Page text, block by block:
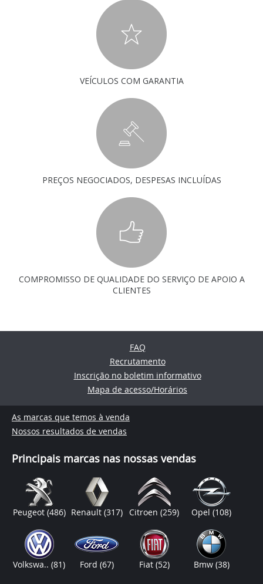
VEÍCULOS COM GARANTIA
PREÇOS NEGOCIADOS, DESPESAS INCLUÍDAS
COMPROMISSO DE QUALIDADE DO SERVIÇO DE APOIO A
CLIENTES
FAQ
Recrutamento
Inscrição no boletim informativo
Mapa de acesso/Horários
As marcas que temos à venda
Nossos resultados de vendas
Principais marcas nas nossas vendas
Peugeot (486) Renault (317) Citroen(259) Opel(108)
Volkswa..(81) Ford (67) Fiat (52) Bmw (38)